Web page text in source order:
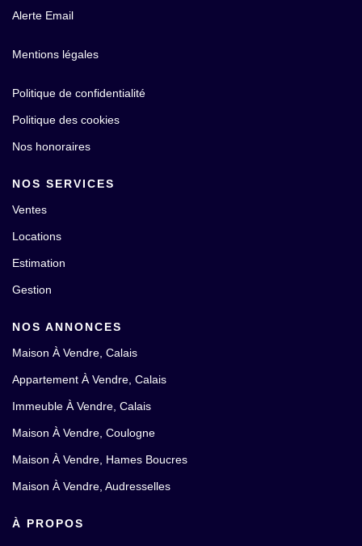
Alerte Email
Mentions légales
Politique de confidentialité
Politique des cookies
Nos honoraires
NOS SERVICES
Ventes
Locations
Estimation
Gestion
NOS ANNONCES
Maison À Vendre, Calais
Appartement À Vendre, Calais
Immeuble À Vendre, Calais
Maison À Vendre, Coulogne
Maison À Vendre, Hames Boucres
Maison À Vendre, Audresselles
À PROPOS